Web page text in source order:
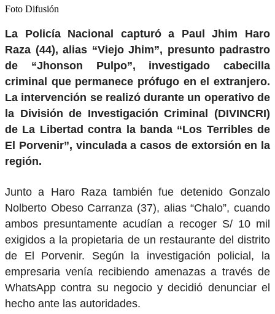
Foto Difusión
La Policía Nacional capturó a Paul Jhim Haro
Raza (44), alias “Viejo Jhim”, presunto padrastro
de “Jhonson Pulpo”, investigado cabecilla
criminal que permanece prófugo en el extranjero.
La intervención se realizó durante un operativo de
la División de Investigación Criminal (DIVINCRI)
de La Libertad contra la banda “Los Terribles de
El Porvenir”, vinculada a casos de extorsión en la
región.
Junto a Haro Raza también fue detenido Gonzalo
Nolberto Obeso Carranza (37), alias “Chalo”, cuando
ambos presuntamente acudían a recoger S/ 10 mil
exigidos a la propietaria de un restaurante del distrito
de El Porvenir. Según la investigación policial, la
empresaria venía recibiendo amenazas a través de
WhatsApp contra su negocio y decidió denunciar el
hecho ante las autoridades.